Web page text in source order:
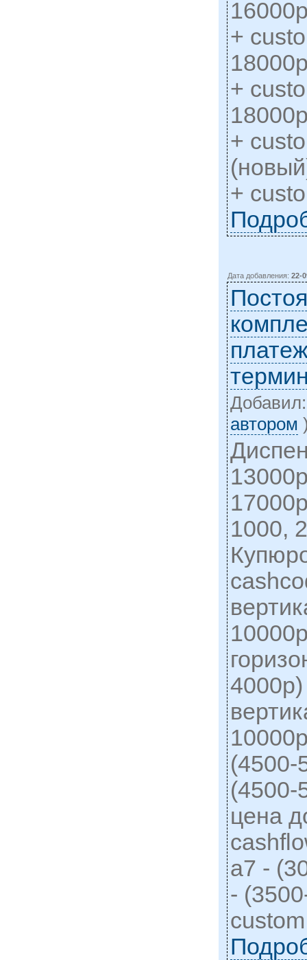
+
+
+
+
Дата добавления:22-
автором
1000,
(4500-
(4500-
цена
a7 -
-